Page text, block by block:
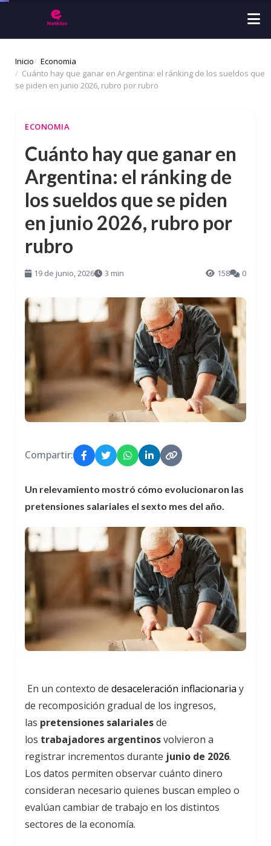
Inicio
Economia
Cuánto hay que ganar en Argentina: el ránking de los sueldos que
se piden en junio 2026, rubro por rubro
ECONOMIA
Cuánto hay que ganar en
Argentina: el ránking de
los sueldos que se piden
en junio 2026, rubro por
rubro
19 de junio, 2026 3 min 158 0
Compartir:
Un relevamiento mostró cómo evolucionaron las
pretensiones salariales el sexto mes del año.
En un contexto de desaceleración inflacionaria y
de recomposición gradual de los ingresos,
las pretensiones salarialesde
los trabajadores argentinosvolvieron a
registrar incrementos durante junio de 2026.
Los datos permiten observar cuánto dinero
consideran necesario quienes buscan empleo o
evalúan cambiar de trabajo en los distintos
sectores de la economía.